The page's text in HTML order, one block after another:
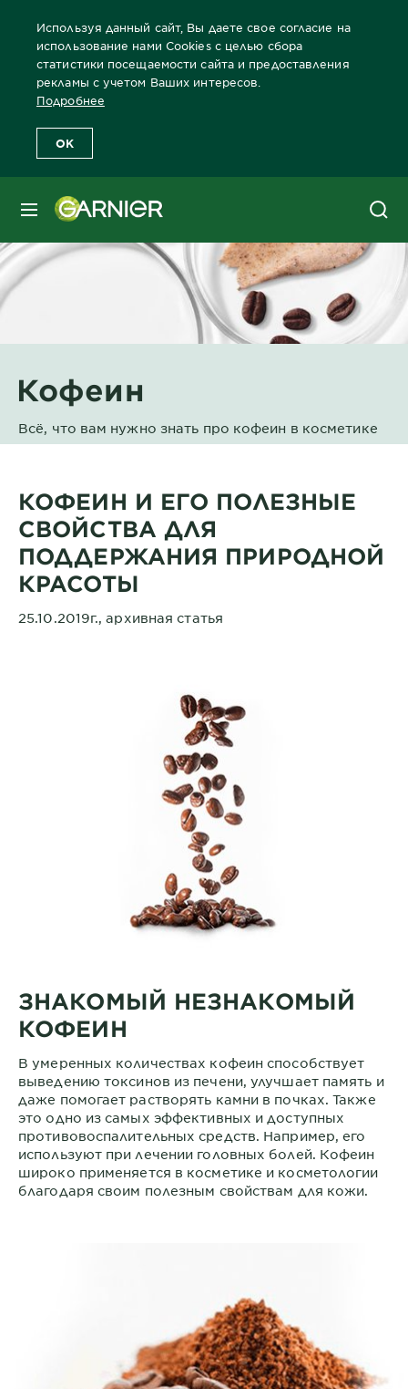
Используя данный сайт, Вы даете свое согласие на
использование нами Cookies с целью сбора
статистики посещаемости сайта и предоставления
рекламы с учетом Ваших интересов.
Подробнее
OK
МЕНЮ
Главная Ингредиенты
Кофеин
Всё, что вам нужно знать про кофеин в косметике
КОФЕИН И ЕГО ПОЛЕЗНЫЕ
СВОЙСТВА ДЛЯ
ПОДДЕРЖАНИЯ ПРИРОДНОЙ
КРАСОТЫ
25.10.2019г., архивная статья
ЗНАКОМЫЙ НЕЗНАКОМЫЙ
КОФЕИН
В умеренных количествах кофеин способствует
выведению токсинов из печени, улучшает память и
даже помогает растворять камни в почках. Также
это одно из самых эффективных и доступных
противовоспалительных средств. Например, его
используют при лечении головных болей. Кофеин
широко применяется в косметике и косметологии
благодаря своим полезным свойствам для кожи.